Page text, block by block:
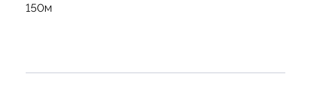
150м